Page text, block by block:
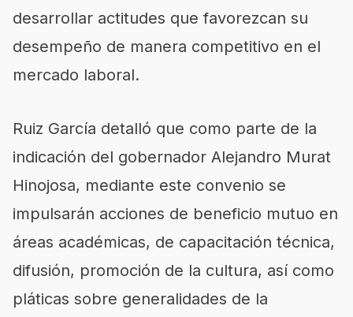
desarrollar actitudes que favorezcan su
desempeño de manera competitivo en el
mercado laboral.
Ruiz García detalló que como parte de la
indicación del gobernador Alejandro Murat
Hinojosa, mediante este convenio se
impulsarán acciones de beneficio mutuo en
áreas académicas, de capacitación técnica,
difusión, promoción de la cultura, así como
pláticas sobre generalidades de la